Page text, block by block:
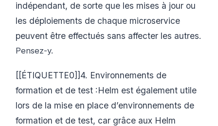
indépendant, de sorte que les mises à jour ou
les déploiements de chaque microservice
peuvent être effectués sans affecter les autres.
Pensez-y.
[[ÉTIQUETTE0]]4. Environnements de
formation et de test :Helm est également utile
lors de la mise en place d’environnements de
formation et de test, car grâce aux Helm